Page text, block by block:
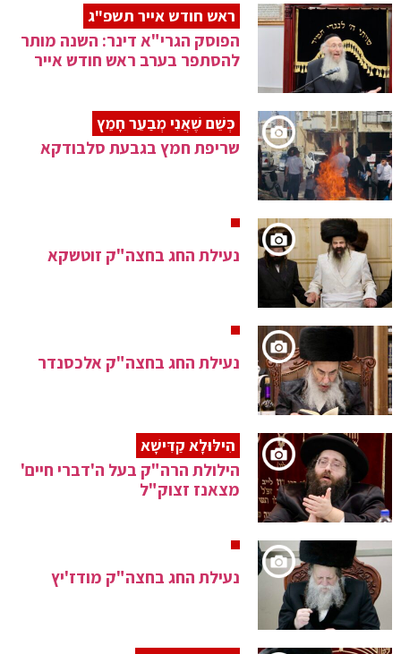
ראש חודש אייר תשפ"ג
הפוסק הגרי"א דינר: השנה מותר
להסתפר בערב ראש חודש אייר
כְּשֵׁם שֶׁאֲנִי מְבַעֵר חָמֵץ
שריפת חמץ בגבעת סלבודקא
נעילת החג בחצה"ק זוטשקא
נעילת החג בחצה"ק אלכסנדר
הִילּוּלָא קַדִּישָׁא
הילולת הרה"ק בעל ה'דברי חיים'
מצאנז זצוק"ל
נעילת החג בחצה"ק מודז'יץ